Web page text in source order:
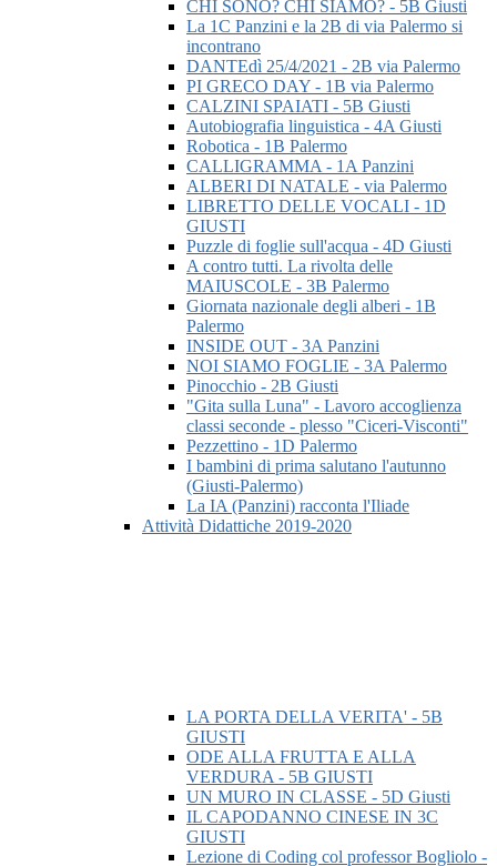
CHI SONO? CHI SIAMO? - 5B Giusti
La 1C Panzini e la 2B di via Palermo si
incontrano
DANTEdì 25/4/2021 - 2B via Palermo
PI GRECO DAY - 1B via Palermo
CALZINI SPAIATI - 5B Giusti
Autobiografia linguistica - 4A Giusti
Robotica - 1B Palermo
CALLIGRAMMA - 1A Panzini
ALBERI DI NATALE - via Palermo
LIBRETTO DELLE VOCALI - 1D
GIUSTI
Puzzle di foglie sull'acqua - 4D Giusti
A contro tutti. La rivolta delle
MAIUSCOLE - 3B Palermo
Giornata nazionale degli alberi - 1B
Palermo
INSIDE OUT - 3A Panzini
NOI SIAMO FOGLIE - 3A Palermo
Pinocchio - 2B Giusti
"Gita sulla Luna" - Lavoro accoglienza
classi seconde - plesso "Ciceri-Visconti"
Pezzettino - 1D Palermo
I bambini di prima salutano l'autunno
(Giusti-Palermo)
La IA (Panzini) racconta l'Iliade
Attività Didattiche 2019-2020
LA PORTA DELLA VERITA' - 5B
GIUSTI
ODE ALLA FRUTTA E ALLA
VERDURA - 5B GIUSTI
UN MURO IN CLASSE - 5D Giusti
IL CAPODANNO CINESE IN 3C
GIUSTI
Lezione di Coding col professor Bogliolo -